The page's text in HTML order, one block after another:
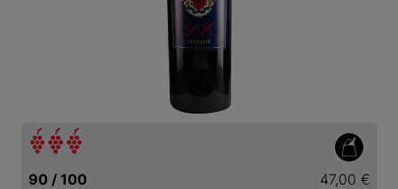
90 / 100
47,00 €